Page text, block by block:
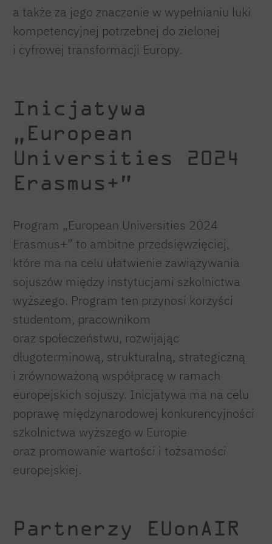
a także za jego znaczenie w wypełnianiu luki
kompetencyjnej potrzebnej do zielonej
i cyfrowej transformacji Europy.
Inicjatywa
„European
Universities 2024
Erasmus+”
Program „European Universities 2024
Erasmus+” to ambitne przedsięwzięciej,
które ma na celu ułatwienie zawiązywania
sojuszów między instytucjami szkolnictwa
wyższego. Program ten przynosi korzyści
studentom, pracownikom
oraz społeczeństwu, rozwijając
długoterminową, strukturalną, strategiczną
i zrównoważoną współpracę w ramach
europejskich sojuszy. Inicjatywa ma na celu
poprawę międzynarodowej konkurencyjności
szkolnictwa wyższego w Europie
oraz promowanie wartości i tożsamości
europejskiej.
Partnerzy EUonAIR